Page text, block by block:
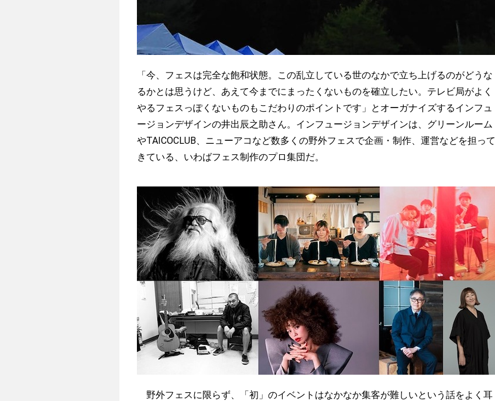
「今、フェスは完全な飽和状態。この乱立している世のなかで立ち上げるのがどうな
るかとは思うけど、あえて今までにまったくないものを確立したい。テレビ局がよく
やるフェスっぽくないものもこだわりのポイントです」とオーガナイズするインフュ
ージョンデザインの井出辰之助さん。インフュージョンデザインは、グリーンルーム
やTAICOCLUB、ニューアコなど数多くの野外フェスで企画・制作、運営などを担って
きている、いわばフェス制作のプロ集団だ。
野外フェスに限らず、「初」のイベントはなかなか集客が難しいという話をよく耳